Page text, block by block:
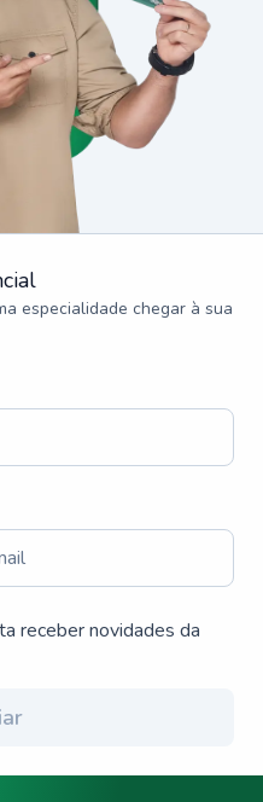
especialidade chegar à sua
receber novidades da